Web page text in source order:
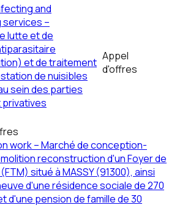
and
–
lutte et de
et de traitement
de nuisibles
sein des parties
Appel
d'offres
work – Marché de conception-
reconstruction d'un Foyer de
situé à MASSY (91300), ainsi
d'une résidence sociale de 270
d'une pension de famille de 30